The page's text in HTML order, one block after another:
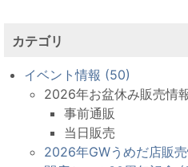
カテゴリ
イベント情報 (50)
2026年お盆休み販売情
事前通販
当日販売
2026年GWうめだ店販